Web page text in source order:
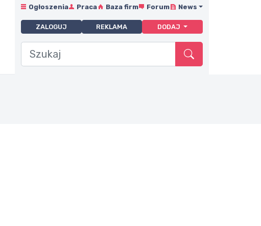
Ogłoszenia Praca Baza firm Forum News
ZALOGUJ REKLAMA DODAJ